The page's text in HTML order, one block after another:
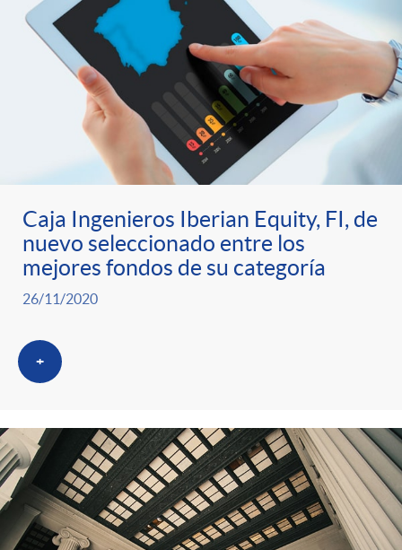
Caja Ingenieros Iberian Equity, FI, de
nuevo seleccionado entre los
mejores fondos de su categoría
26/11/2020
+